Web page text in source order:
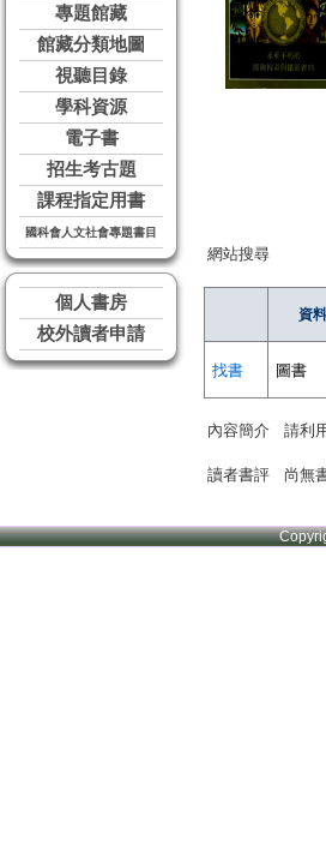
專題館藏
館藏分類地圖
視聽目錄
學科資源
電子書
招生考古題
課程指定用書
國科會人文社會專題書目
個人書房
校外讀者申請
網站搜尋
資
找書 圖書
內容簡介 請利
讀者書評 尚無